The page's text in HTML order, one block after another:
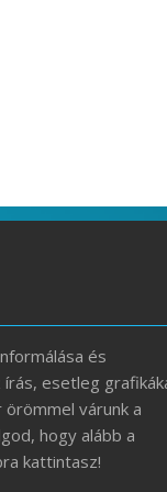
és
esetleg
várunk a
hogy alább a
kattintasz!